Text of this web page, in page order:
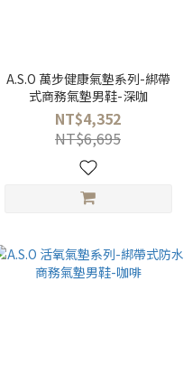
A.S.O 萬步健康氣墊系列-綁帶
式商務氣墊男鞋-深咖
NT$4,352
NT$6,695